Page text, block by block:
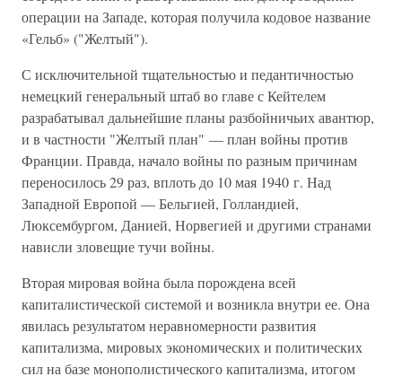
операции на Западе, которая получила кодовое название
«Гельб» ("Желтый").
С исключительной тщательностью и педантичностью
немецкий генеральный штаб во главе с Кейтелем
разрабатывал дальнейшие планы разбойничьих авантюр,
и в частности "Желтый план" — план войны против
Франции. Правда, начало войны по разным причинам
переносилось 29 раз, вплоть до 10 мая 1940 г. Над
Западной Европой — Бельгией, Голландией,
Люксембургом, Данией, Норвегией и другими странами
нависли зловещие тучи войны.
Вторая мировая война была порождена всей
капиталистической системой и возникла внутри ее. Она
явилась результатом неравномерности развития
капитализма, мировых экономических и политических
сил на базе монополистического капитализма, итогом